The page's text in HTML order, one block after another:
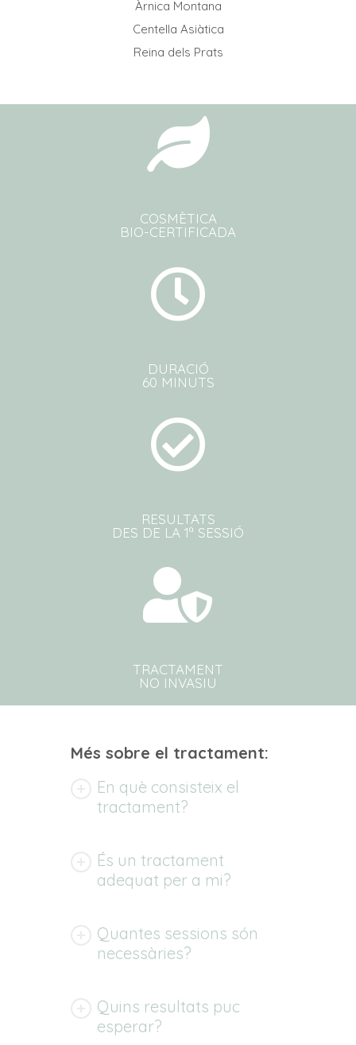
Àrnica Montana
Centella Asiàtica
Reina dels Prats
COSMÈTICA
BIO-CERTIFICADA
DURACIÓ
60 MINUTS
RESULTATS
DES DE LA 1ª SESSIÓ
TRACTAMENT
NO INVASIU
Més sobre el tractament:
En què consisteix el
tractament?
És un tractament
adequat per a mi?
Quantes sessions són
necessàries?
Quins resultats puc
esperar?